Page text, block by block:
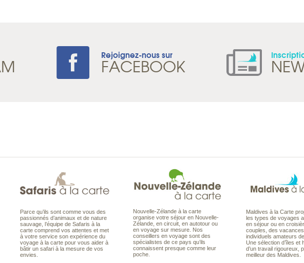
Rejoignez-nous sur
FACEBOOK
Parce qu’ils sont comme vous des
passionnés d’animaux et de nature
sauvage, l’équipe de Safaris à la
carte comprend vos attentes et met
à votre service son expérience du
voyage à la carte pour vous aider à
bâtir un safari à la mesure de vos
envies.
Nouvelle-Zélande à la carte
organise votre séjour en Nouvelle-
Zélande, en circuit, en autotour ou
en voyage sur mesure. Nos
conseillers en voyage sont des
spécialistes de ce pays qu’ils
connaissent presque comme leur
poche.
Maldives à la Carte
les types de voyages
en séjour ou en
couples, des
individuels amateurs
Une sélection d’îles et
d’un travail rigoureux,
meilleur des Maldives.